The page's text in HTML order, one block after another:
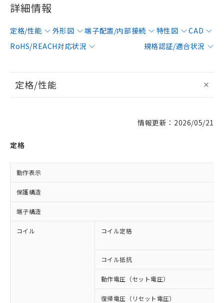
詳細情報
定格/性能 外形図 端子配置/内部接続 特性図
CAD
RoHS/REACH対応状況
規格認証/適合状況
定格/性能
情報更新：2026/05/21
定格
動作表示
保護構造
端子構造
コイル コイル定格
コイル抵抗
動作電圧（セット電圧）
復帰電圧（リセット電圧）